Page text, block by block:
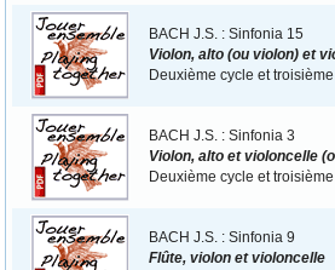
BACH J.S. : Sinfonia 15
Violon, alto (ou violon) et
Deuxième cycle et troisième
BACH J.S. : Sinfonia 3
Violon, alto et violoncelle
Deuxième cycle et troisième
BACH J.S. : Sinfonia 9
Flûte, violon et violoncelle